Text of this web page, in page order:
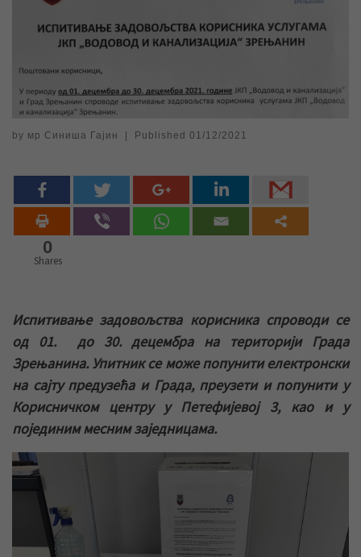
by мр Синиша Гајин Published 01/12/2021
0
Shares
Испитивање задовољства корисника спроводи се
од 01. до 30. децембра на територији Града
Зрењанина. Упитник се може попунити електронски
на сајту предузећа и Града, преузети и попунити у
Корисничком центру у Петефијевој 3, као и у
појединим месним заједницама.